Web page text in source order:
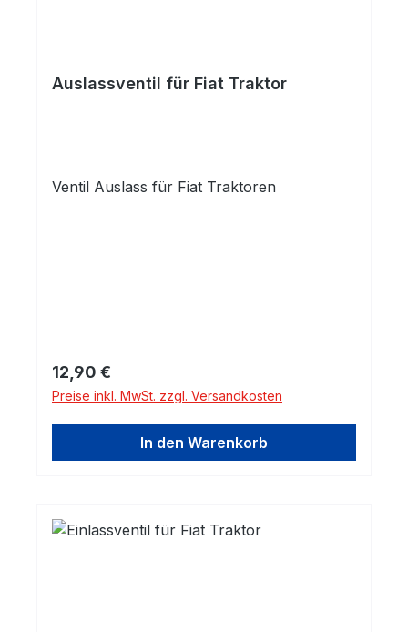
Auslassventil für Fiat Traktor
Ventil Auslass für Fiat Traktoren
Regulärer Preis:
12,90 €
Preise inkl. MwSt. zzgl. Versandkosten
In den Warenkorb